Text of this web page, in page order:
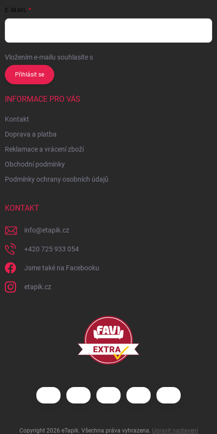
E-MAIL
Vložením e-mailu souhlasíte s
Přihlásit se
INFORMACE PRO VÁS
Kontakt
Doprava a platba
Reklamace a vrácení zboží
Obchodní podmínky
Podmínky ochrany osobních údajů
KONTAKT
info@etapik.cz
+420 725 933 054
Jsme také na Facebooku
etapik.cz
Copyright 2026 eTapik. Všechna práva vyhrazena. Upravit nastavení